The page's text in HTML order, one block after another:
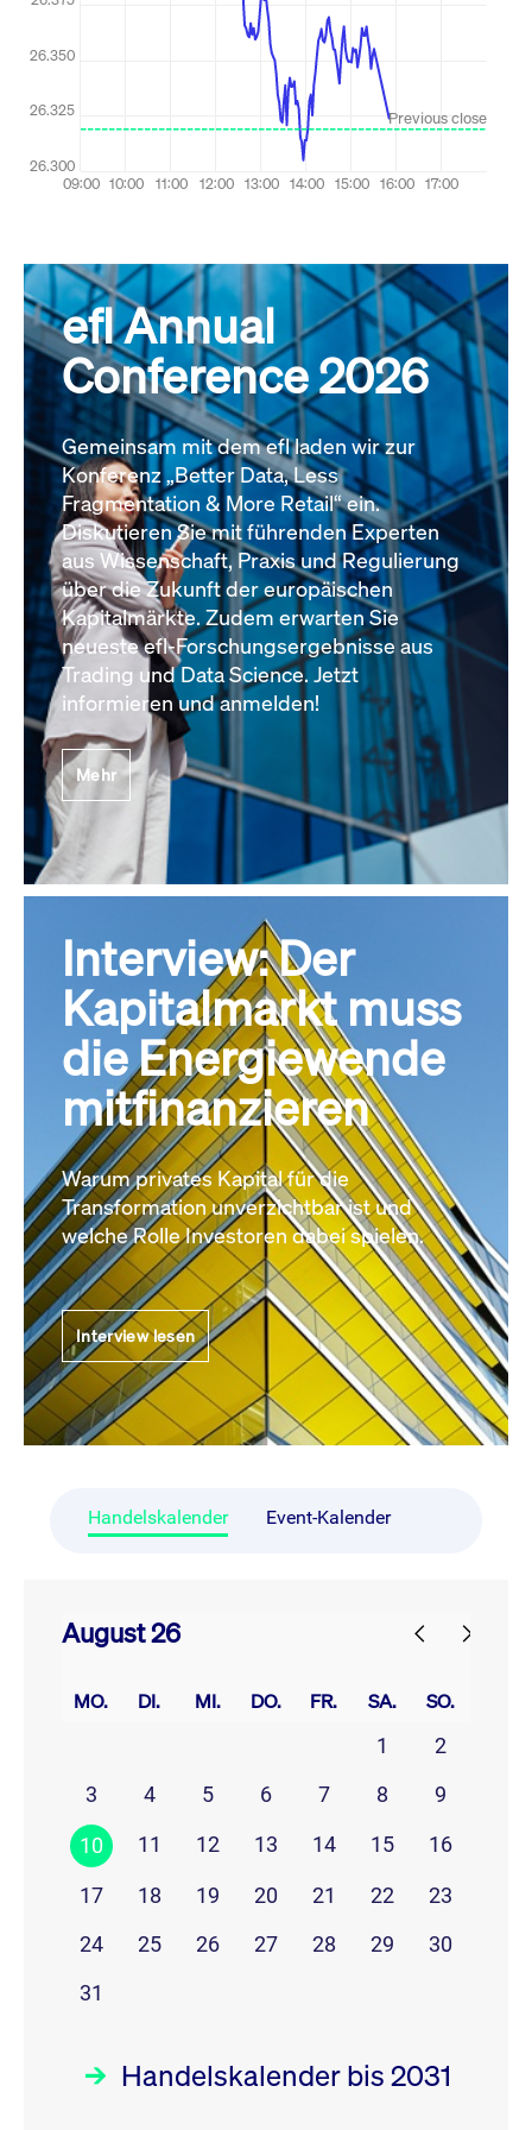
efl Annual
Conference 2026
Gemeinsam mit dem efl laden wir zur
Konferenz „Better Data, Less
Fragmentation & More Retail“ ein.
Diskutieren Sie mit führenden Experten
aus Wissenschaft, Praxis und Regulierung
über die Zukunft der europäischen
Kapitalmärkte. Zudem erwarten Sie
neueste efl-Forschungsergebnisse aus
Trading und Data Science. Jetzt
informieren und anmelden!
Mehr
Interview: Der
Kapitalmarkt muss
die Energiewende
mitfinanzieren
Warum privates Kapital für die
Transformation unverzichtbar ist und
welche Rolle Investoren dabei spielen.
Interview lesen
Handelskalender Event-Kalender
August 26
MO. DI. MI. DO. FR. SA. SO.
1
2
3
4 5 6 7 8 9
10 11 12 13 14 15 16
17 18 19 20 21 22
23
24
25 26 27 28 29
30
31
Handelskalender bis 2031